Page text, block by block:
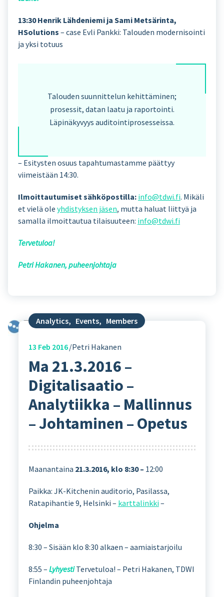
13:30 Henrik Lähdeniemi ja Sami Metsärinta,
HSolutions – case Evli Pankki: Talouden modernisointi
ja yksi totuus
Talouden suunnittelun kehittäminen;
prosessit, datan laatu ja raportointi.
Läpinäkyvyys auditointiprosesseissa.
– Esitysten osuus tapahtumastamme päättyy
viimeistään 14:30.
Ilmoittautumiset sähköpostilla: info@tdwi.fi. Mikäli
et vielä ole yhdistyksen jäsen, mutta haluat liittyä ja
samalla ilmoittautua tilaisuuteen: info@tdwi.fi
Tervetuloa!
Petri Hakanen, puheenjohtaja
Analytics, Events, Members
13 Feb 2016 Petri Hakanen
Ma 21.3.2016 –
Digitalisaatio –
Analytiikka – Mallinnus
– Johtaminen – Opetus
Maanantaina 21.3.2016, klo 8:30 – 12:00
Paikka: JK-Kitchenin auditorio, Pasilassa,
Ratapihantie 9, Helsinki – karttalinkki–
Ohjelma
8:30 – Sisään klo 8:30 alkaen – aamiaistarjoilu
8:55 – LyhyestiTervetuloa! – Petri Hakanen, TDWI
Finlandin puheenjohtaja